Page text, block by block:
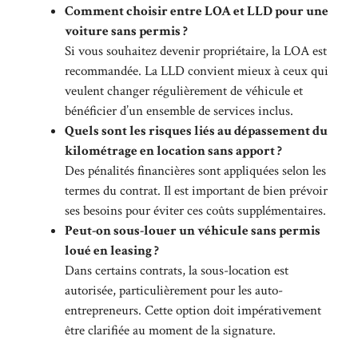
Comment choisir entre LOA et LLD pour une
voiture sans permis ?
Si vous souhaitez devenir propriétaire, la LOA est
recommandée. La LLD convient mieux à ceux qui
veulent changer régulièrement de véhicule et
bénéficier d’un ensemble de services inclus.
Quels sont les risques liés au dépassement du
kilométrage en location sans apport ?
Des pénalités financières sont appliquées selon les
termes du contrat. Il est important de bien prévoir
ses besoins pour éviter ces coûts supplémentaires.
Peut-on sous-louer un véhicule sans permis
loué en leasing ?
Dans certains contrats, la sous-location est
autorisée, particulièrement pour les auto-
entrepreneurs. Cette option doit impérativement
être clarifiée au moment de la signature.